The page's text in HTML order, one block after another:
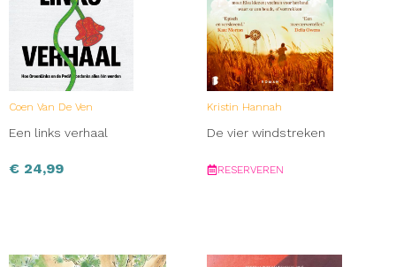
Coen Van De Ven
Een links verhaal
€ 24,99
Kristin Hannah
De vier windstreken
RESERVEREN